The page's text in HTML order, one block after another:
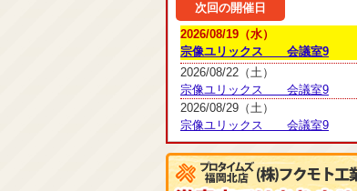
次回の開催日
2026/08/19（水）
宗像ユリックス 会議室9
2026/08/22（土）
宗像ユリックス 会議室9
2026/08/29（土）
宗像ユリックス 会議室9